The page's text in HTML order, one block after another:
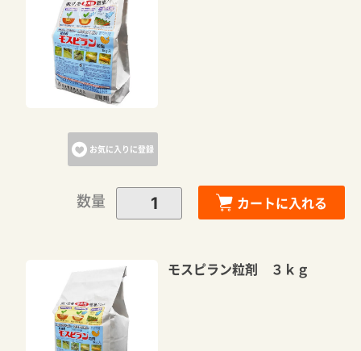
お気に入りに登録
数量 カートに入れる
モスピラン粒剤 ３ｋｇ